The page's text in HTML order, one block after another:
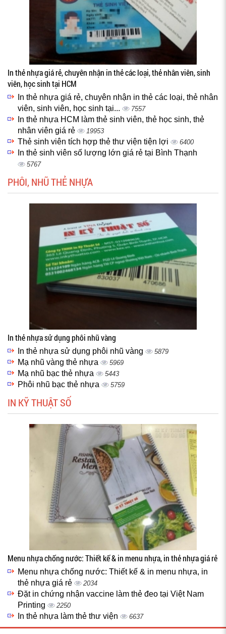
In thẻ nhựa giá rẻ, chuyên nhận in thẻ các loại, thẻ nhân viên, sinh
viên, học sinh tại HCM
In thẻ nhựa giá rẻ, chuyên nhận in thẻ các loại, thẻ nhân
viên, sinh viên, học sinh tại...
7557
In thẻ nhựa HCM làm thẻ sinh viên, thẻ học sinh, thẻ
nhân viên giá rẻ
19953
Thẻ sinh viên tích hợp thẻ thư viện tiện lợi 6400
In thẻ sinh viên số lượng lớn giá rẻ tại Bình Thạnh
5767
PHÔI, NHŨ THẺ NHỰA
In thẻ nhựa sử dụng phôi nhũ vàng
In thẻ nhựa sử dụng phôi nhũ vàng 5879
Mạ nhũ vàng thẻ nhựa 5969
Mạ nhũ bạc thẻ nhựa 5443
Phôi nhũ bạc thẻ nhựa 5759
IN KỸ THUẬT SỐ
Menu nhựa chống nước: Thiết kế & in menu nhựa, in thẻ nhựa giá rẻ
Menu nhựa chống nước: Thiết kế & in menu nhựa, in
thẻ nhựa giá rẻ
2034
Đặt in chứng nhận vaccine làm thẻ đeo tại Việt Nam
Printing
2250
In thẻ nhựa làm thẻ thư viện 6637